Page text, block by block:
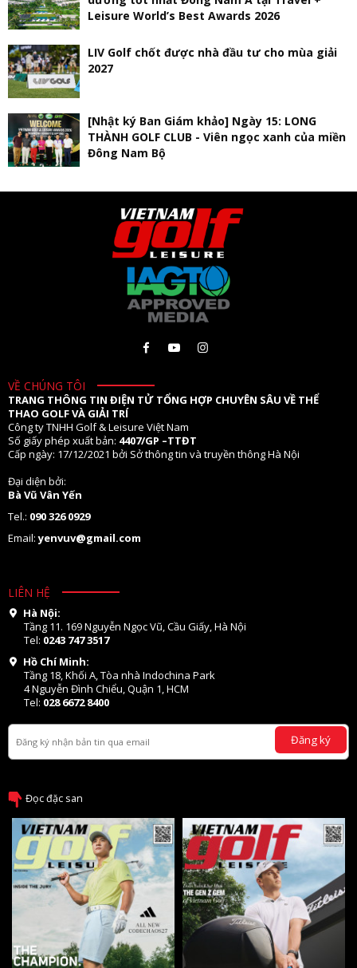
Leisure World’s Best Awards 2026
LIV Golf chốt được nhà đầu tư cho mùa giải
2027
[Nhật ký Ban Giám khảo] Ngày 15: LONG
THÀNH GOLF CLUB - Viên ngọc xanh của miền
Đông Nam Bộ
VỀ CHÚNG TÔI
TRANG THÔNG TIN ĐIỆN TỬ TỔNG HỢP CHUYÊN SÂU VỀ THỂ
THAO GOLF VÀ GIẢI TRÍ
Công ty TNHH Golf & Leisure Việt Nam
Số giấy phép xuất bản: 4407/GP –TTĐT
Cấp ngày: 17/12/2021 bởi Sở thông tin và truyền thông Hà Nội
Đại diện bởi:
Bà Vũ Vân Yến
Tel.: 090 326 0929
Email:yenvuv@gmail.com
LIÊN HỆ
Hà Nội:
Tầng 11. 169 Nguyễn Ngọc Vũ, Cầu Giấy, Hà Nội
Tel: 0243 747 3517
Hồ Chí Minh:
Tầng 18, Khối A, Tòa nhà Indochina Park
4 Nguyễn Đình Chiểu, Quận 1, HCM
Tel: 028 6672 8400
Đăng ký
Đọc đặc san